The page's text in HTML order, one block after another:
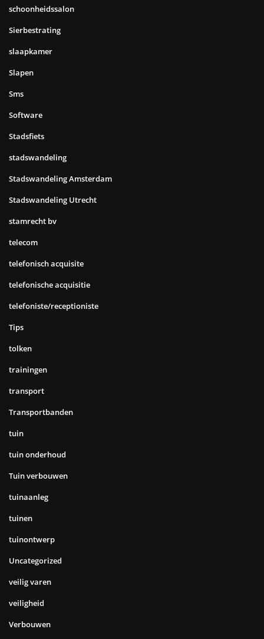
schoonheidssalon
Sierbestrating
slaapkamer
Slapen
Sms
Software
Stadsfiets
stadswandeling
Stadswandeling Amsterdam
Stadswandeling Utrecht
stamrecht bv
telecom
telefonisch acquisite
telefonische acquisitie
telefoniste/receptioniste
Tips
tolken
trainingen
transport
Transportbanden
tuin
tuin onderhoud
Tuin verbouwen
tuinaanleg
tuinen
tuinontwerp
Uncategorized
veilig varen
veiligheid
Verbouwen